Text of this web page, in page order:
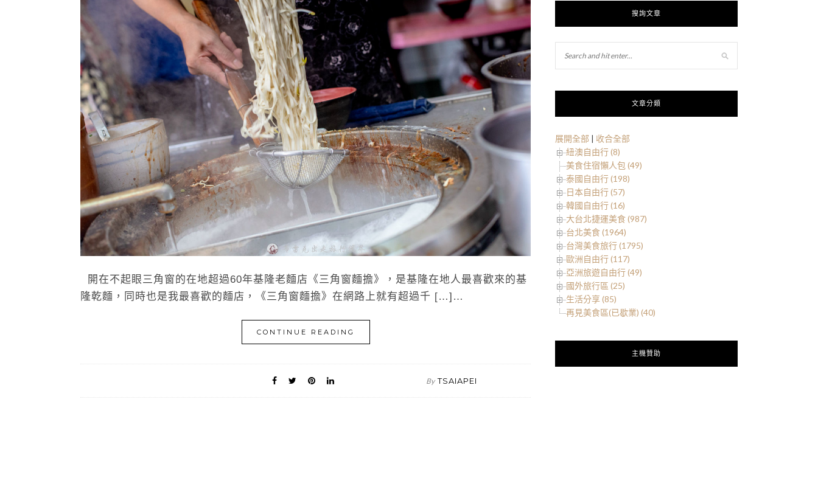
開在不起眼三角窗的在地超過60年基隆老麵店《三角窗麵擔》，是基隆在地人最喜歡來的基
隆乾麵，同時也是我最喜歡的麵店，《三角窗麵擔》在網路上就有超過千 […]…
CONTINUE READING
By TSAIAPEI
搜詢文章
文章分類
展開全部 | 收合全部
紐澳自由行 (8)
美食住宿懶人包 (49)
泰國自由行 (198)
日本自由行 (57)
韓國自由行 (16)
大台北捷運美食 (987)
台北美食 (1964)
台灣美食旅行 (1795)
歐洲自由行 (117)
亞洲旅遊自由行 (49)
國外旅行區 (25)
生活分享 (85)
再見美食區(已歇業) (40)
主機贊助